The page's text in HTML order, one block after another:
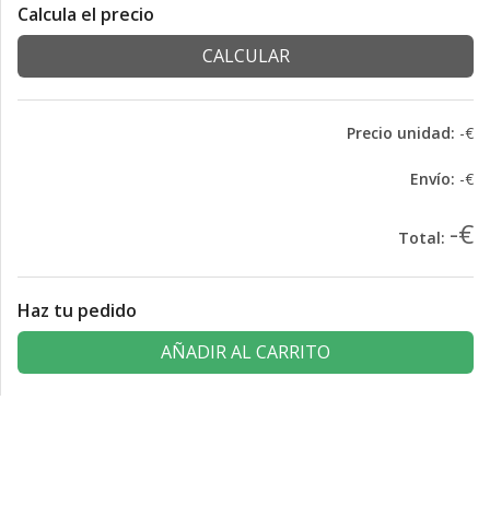
Calcula el precio
CALCULAR
Precio unidad: -€
Envío: -€
Total: -€
Haz tu pedido
AÑADIR AL CARRITO